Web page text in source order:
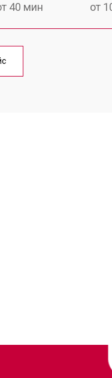
40 мин от
60 мин